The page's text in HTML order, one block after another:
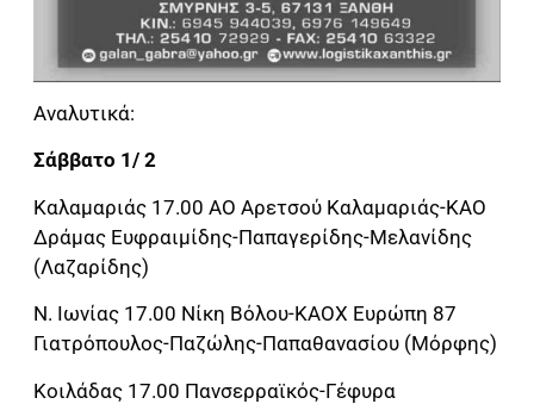
Αναλυτικά:
Σάββατο 1/ 2
Καλαμαριάς 17.00 ΑΟ Αρετσού Καλαμαριάς-ΚΑΟ
Δράμας Ευφραιμίδης-Παπαγερίδης-Μελανίδης
(Λαζαρίδης)
Ν. Ιωνίας 17.00 Νίκη Βόλου-ΚΑΟΧ Ευρώπη 87
Γιατρόπουλος-Παζώλης-Παπαθανασίου (Μόρφης)
Κοιλάδας 17.00 Πανσερραϊκός-Γέφυρα